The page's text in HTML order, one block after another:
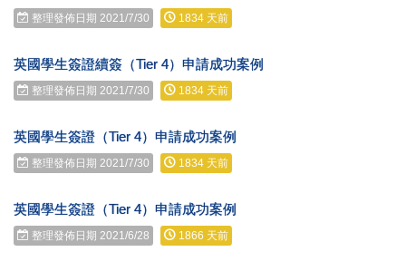
整理發佈日期 2021/7/30 1834 天前
英國學生簽證續簽（Tier 4）申請成功案例
整理發佈日期 2021/7/30 1834 天前
英國學生簽證（Tier 4）申請成功案例
整理發佈日期 2021/7/30 1834 天前
英國學生簽證（Tier 4）申請成功案例
整理發佈日期 2021/6/28 1866 天前